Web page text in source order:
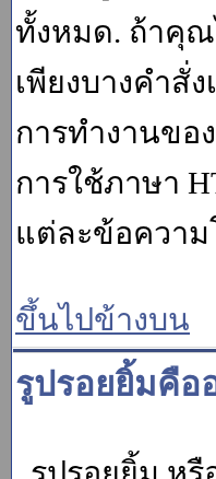
ทั้งหมด. ถ้าคุ
เพียงบางคำสั่
การทำงานขอ
การใช้ภาษา
แต่ละข้อควา
ขึ้นไปข้างบน
รูปรอยยิ้มคือ